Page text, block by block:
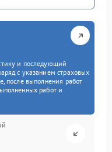
и последующий
с указанием страховых
после выполнения работ
работ и